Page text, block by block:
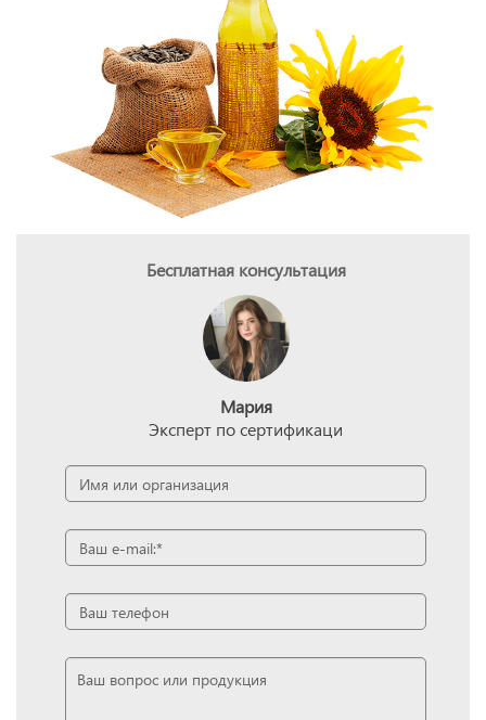
Бесплатная консультация
Мария
Эксперт по сертификаци